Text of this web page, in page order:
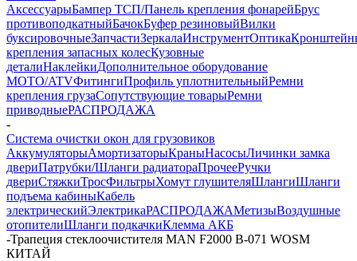
АксессуарыБампер ТСП/Панель крепления фонарейБрус
противоподкатныйБачокБуфер резиновыйВилки
буксировочныеЗапчастиЗеркалаИнструментОптика
крепления запасных колесКузовные
деталиНаклейкиДополнительное оборудование
MOTO/ATVФитингиПрофиль уплотнительныйРемни
крепления грузаСопутствующие товарыРемни
приводныеРАСПРОДАЖА
-
Система очистки окон для грузовиков
АккумуляторыАмортизаторыКраныНасосыЛичинки замка
двериПатрубки/Шланги радиатораПрочееРучки
двериСтяжкиТросФильтрыХомут глушителяШлангиШланги
подъема кабиныКабель
электрическийЭлектрикаРАСПРОДАЖАМетизыВоздушные
отопителиШланги подкачкиКлемма АКБ
-Трапеция стеклоочистителя MAN F2000 B-071 WOSM
КИТАЙ